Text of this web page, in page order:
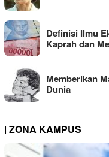
Definisi Ilmu
Kaprah dan
Memberikan
Dunia
| ZONA KAMPUS